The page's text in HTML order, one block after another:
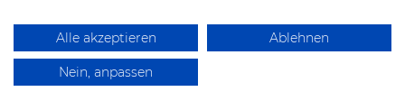
Persönliche Geschenke
Die "..., erzähl mal!" Bücher sind liebevolle und
Alle akzeptieren Ablehnen
Nein, anpassen